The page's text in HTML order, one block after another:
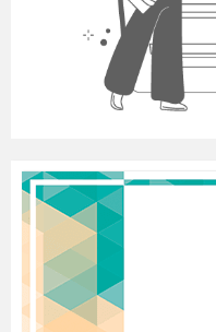
Ситуація №3. Від
Волинський
літньому
ночі, постійно
Органи, за
Вид звернення
Ситуація №4.
придбав у магазині